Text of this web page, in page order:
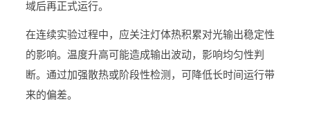
域后再正式运行。
在连续实验过程中，应关注灯体热积累对光输出稳定性
的影响。温度升高可能造成输出波动，影响均匀性判
断。通过加强散热或阶段性检测，可降低长时间运行带
来的偏差。